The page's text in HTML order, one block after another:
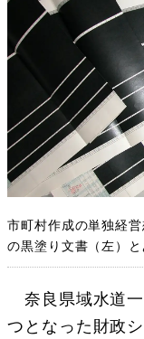
市町村作成の単独経
の黒塗り文書（左）
奈良県域水道
つとなった財政